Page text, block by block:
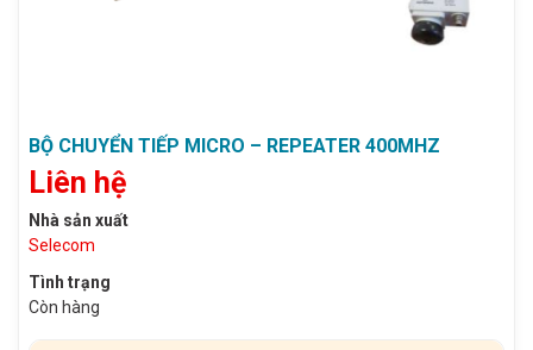
BỘ CHUYỂN TIẾP MICRO – REPEATER 400MHZ
Liên hệ
Nhà sản xuất
Selecom
Tình trạng
Còn hàng